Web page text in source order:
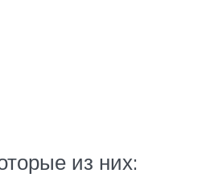
из них: